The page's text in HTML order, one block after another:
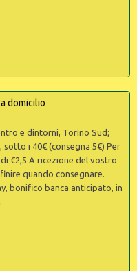
domicilio
e dintorni, Torino Sud;
sotto i 40€ (consegna 5€) Per
€2,5 A ricezione del vostro
quando consegnare.
bonifico banca anticipato, in